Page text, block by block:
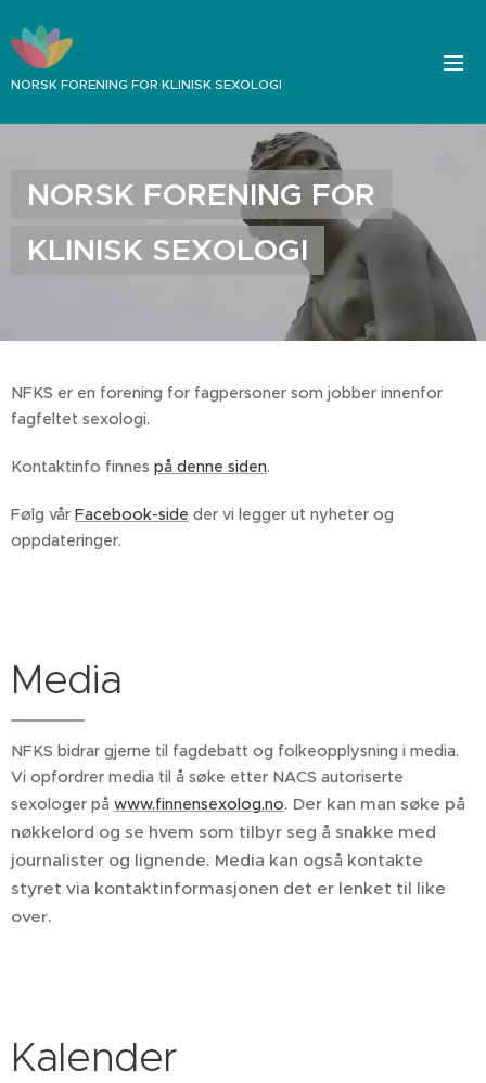
NORSK FORENING FOR KLINISK SEXOLOGI
NORSK FORENING FOR
KLINISK SEXOLOGI
NFKS er en forening for fagpersoner som jobber innenfor
fagfeltet sexologi.
Kontaktinfo finnes på denne siden.
Følg vår Facebook-side der vi legger ut nyheter og
oppdateringer.
Media
NFKS bidrar gjerne til fagdebatt og folkeopplysning i media.
Vi opfordrer media til å søke etter NACS autoriserte
sexologer på www.finnensexolog.no. Der kan man søke på
nøkkelord og se hvem som tilbyr seg å snakke med
journalister og lignende. Media kan også kontakte
styret via kontaktinformasjonen det er lenket til like
over.
Kalender